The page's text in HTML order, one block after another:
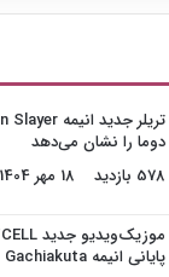
دوما را نشان می‌دهد
578 بازدید
18 مهر 1404
پایانی انیمه Gachiakuta